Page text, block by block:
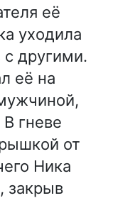
её
уходила
с другими.
её на
гневе
от
Ника
закрыв